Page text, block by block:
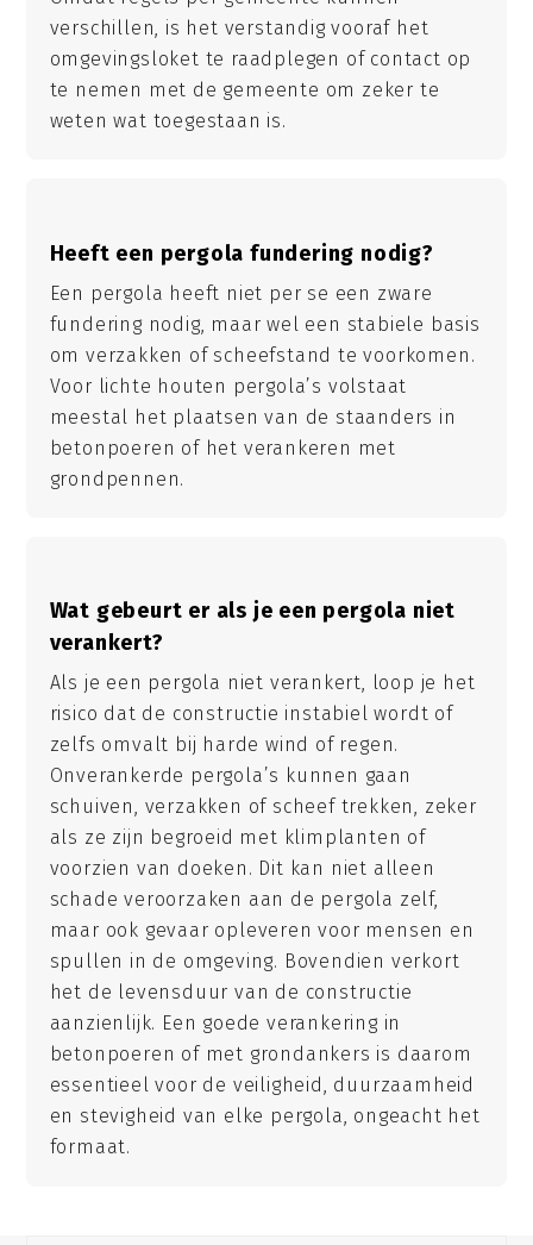
verschillen, is het verstandig vooraf het
omgevingsloket te raadplegen of contact op
te nemen met de gemeente om zeker te
weten wat toegestaan is.
Heeft een pergola fundering nodig?
Een pergola heeft niet per se een zware
fundering nodig, maar wel een stabiele basis
om verzakken of scheefstand te voorkomen.
Voor lichte houten pergola’s volstaat
meestal het plaatsen van de staanders in
betonpoeren of het verankeren met
grondpennen.
Wat gebeurt er als je een pergola niet
verankert?
Als je een pergola niet verankert, loop je het
risico dat de constructie instabiel wordt of
zelfs omvalt bij harde wind of regen.
Onverankerde pergola’s kunnen gaan
schuiven, verzakken of scheef trekken, zeker
als ze zijn begroeid met klimplanten of
voorzien van doeken. Dit kan niet alleen
schade veroorzaken aan de pergola zelf,
maar ook gevaar opleveren voor mensen en
spullen in de omgeving. Bovendien verkort
het de levensduur van de constructie
aanzienlijk. Een goede verankering in
betonpoeren of met grondankers is daarom
essentieel voor de veiligheid, duurzaamheid
en stevigheid van elke pergola, ongeacht het
formaat.